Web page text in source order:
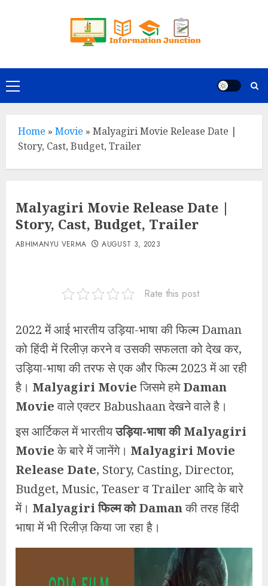
Primary
Menu
Home » Movie » Malyagiri Movie Release Date |
Story, Cast, Budget, Trailer
Malyagiri Movie Release Date |
Story, Cast, Budget, Trailer
ABHIMANYU VERMA AUGUST 3, 2023
Rate this post
2022 में आई भारतीय उड़िया-भाषा की फिल्म Daman
को हिंदी में रिलीज़ करने व उसकी सफलता को देख कर,
उड़िया-भाषा की तरफ से एक और फिल्म 2023 में आ रही
है। Malyagiri Movieजिसमे हमेDaman
Movieवाले एक्टर Babushaan देखने वाले है।
इस आर्टिकल में भारतीयउड़िया-भाषा की Malyagiri
Movieके बारे में जानेंगे। Malyagiri Movie
Release Date, Story, Casting, Director,
Budget, Music, Teaser व Trailer आदि के बारे
में। Malyagiri फिल्म को Damanकी तरह हिंदी
भाषा में भी रिलीज़ किया जा रहा है।